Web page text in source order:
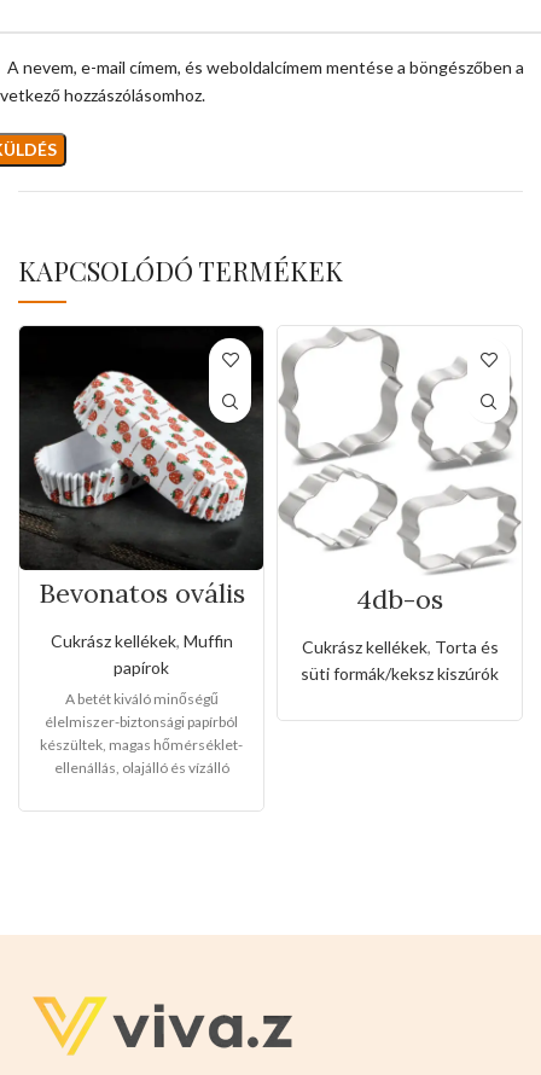
A nevem, e-mail címem, és weboldalcímem mentése a böngészőben a
hozzászólásomhoz.
KAPCSOLÓDÓ TERMÉKEK
Bevonatos ovális
muffinokhoz(50d
b-os)
Cukrász kellékek, Muffin
papírok
A betét kiváló minőségű
élelmiszer-biztonsági papírból
készültek, magas hőmérséklet-
ellenállás, olajálló és vízálló
többcélú, tökéletes torták,
4db-os
kiszúró készlet
Cukrász kellékek, Torta és
süti formák/keksz kiszúrók